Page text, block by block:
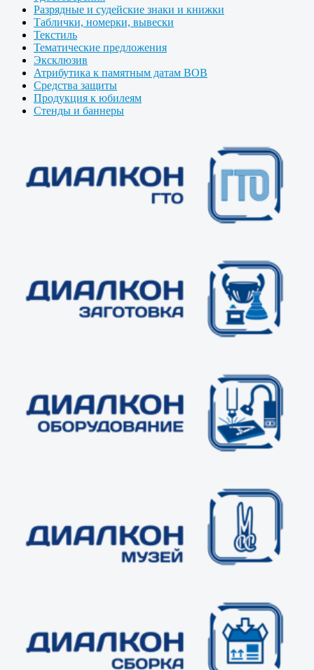
Разрядные и судейские знаки и книжки
Таблички, номерки, вывески
Текстиль
Тематические предложения
Эксклюзив
Атрибутика к памятным датам ВОВ
Средства защиты
Продукция к юбилеям
Стенды и баннеры